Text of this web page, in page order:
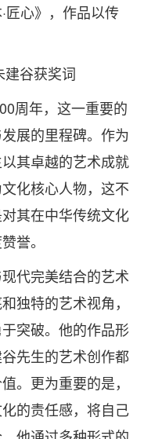
匠心》，作品以传
谷获奖词
周年，这一重要的
展的里程碑。作为
其卓越的艺术成就
化核心人物，这不
其在中华传统文化
誉。
代完美结合的艺术
独特的艺术视角，
突破。他的作品形
先生的艺术创作都
。更为重要的是，
的责任感，将自己